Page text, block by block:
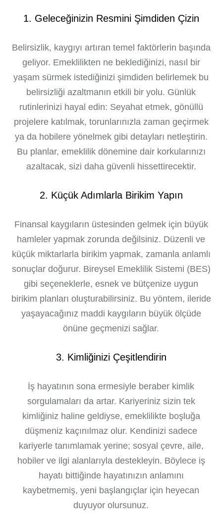
1. Geleceğinizin Resmini Şimdiden Çizin
Belirsizlik, kaygıyı artıran temel faktörlerin başında
geliyor. Emeklilikten ne beklediğinizi, nasıl bir
yaşam sürmek istediğinizi şimdiden belirlemek bu
belirsizliği azaltmanın etkili bir yolu. Günlük
rutinlerinizi hayal edin: Seyahat etmek, gönüllü
projelere katılmak, torunlarınızla zaman geçirmek
ya da hobilere yönelmek gibi detayları netleştirin.
Bu planlar, emeklilik dönemine dair korkularınızı
azaltacak, sizi daha güvenli hissettirecektir.
2. Küçük Adımlarla Birikim Yapın
Finansal kaygıların üstesinden gelmek için büyük
hamleler yapmak zorunda değilsiniz. Düzenli ve
küçük miktarlarla birikim yapmak, zamanla anlamlı
sonuçlar doğurur. Bireysel Emeklilik Sistemi (BES)
gibi seçeneklerle, esnek ve bütçenize uygun
birikim planları oluşturabilirsiniz. Bu yöntem, ileride
yaşayacağınız maddi kaygıların büyük ölçüde
önüne geçmenizi sağlar.
3. Kimliğinizi Çeşitlendirin
İş hayatının sona ermesiyle beraber kimlik
sorgulamaları da artar. Kariyeriniz sizin tek
kimliğiniz haline geldiyse, emeklilikte boşluğa
düşmeniz kaçınılmaz olur. Kendinizi sadece
kariyerle tanımlamak yerine; sosyal çevre, aile,
hobiler ve ilgi alanlarıyla destekleyin. Böylece iş
hayatı bittiğinde hayatınızın anlamını
kaybetmemiş, yeni başlangıçlar için heyecan
duyuyor olursunuz.